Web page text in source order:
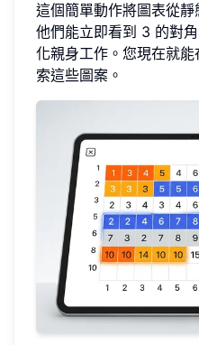
這個簡單動作將圖表從靜
他們能立即看到 3 的對
化親身工作。您現在就能
索這些圖案。